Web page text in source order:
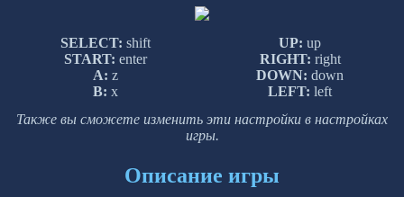
SELECT: shift
START: enter
A: z
B: x
UP: up
RIGHT: right
DOWN: down
LEFT: left
Также вы сможете изменить эти настройки в настройках
игры.
Описание игры